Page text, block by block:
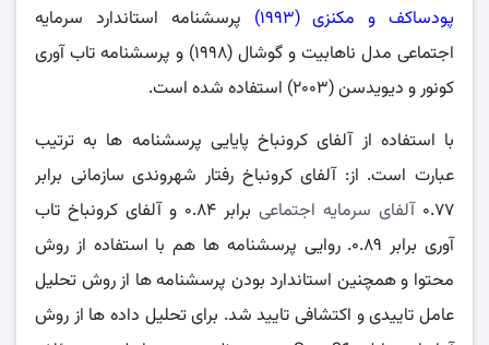
پودساکف و مکنزی (۱۹۹۳)
پرسشنامه استاندارد سرمایه
اجتماعی مدل ناهابیت و گوشال (۱۹۹۸) و پرسشنامه تاب آوری
کونور و دیویدسن (۲۰۰۳) استفاده شده است.
با استفاده از آلفای کرونباخ پایایی پرسشنامه ها به ترتیب
عبارت است. از: آلفای کرونباخ رفتار شهروندی سازمانی برابر
۰.۷۷ آلفای سرمایه اجتماعی
برابر ۰.۸۴ و آلفای کرونباخ تاب
آوری برابر ۰.۸۹. روایی پرسشنامه ها هم با استفاده از روش
محتوا و همچنین استاندارد بودن پرسشنامه ها از روش تحلیل
عامل تاییدی و اکتشافی تایید شد. برای تحلیل داده ها از روش